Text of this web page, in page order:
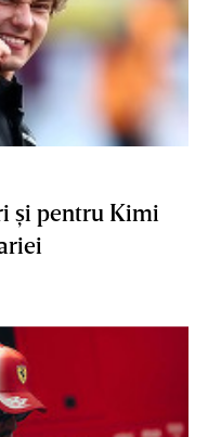
şi pentru Kimi